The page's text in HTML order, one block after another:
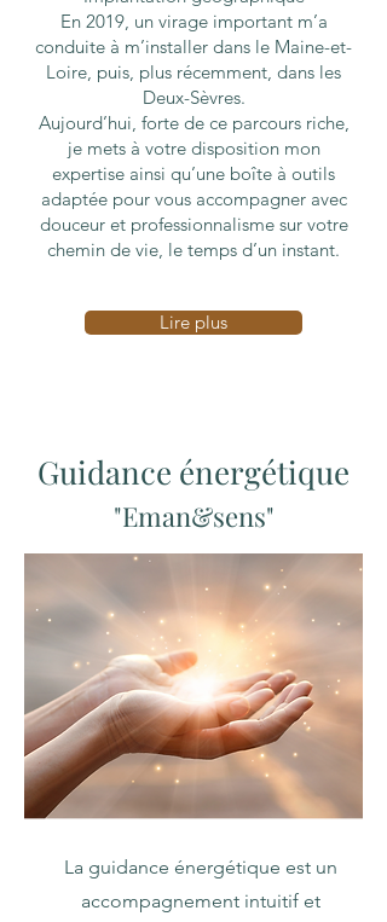
En 2019, un virage important m’a
conduite à m’installer dans le Maine-et-
Loire, puis, plus récemment, dans les
Deux-Sèvres.
Aujourd’hui, forte de ce parcours riche,
je mets à votre disposition mon
expertise ainsi qu’une boîte à outils
adaptée pour vous accompagner avec
douceur et professionnalisme sur votre
chemin de vie, le temps d’un instant.
Lire plus
Guidance énergétique
"Eman&sens"
La guidance énergétique est un
accompagnement intuitif et